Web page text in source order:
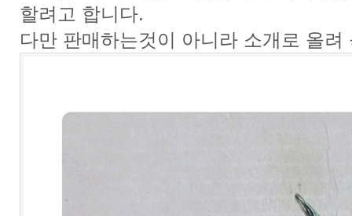
할려고 합니다.
다만 판매하는것이 아니라 소개로 올